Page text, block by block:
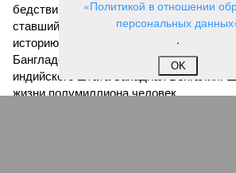
бедствий занимает смертоносный
ставший самым мощным среди себе
историю наблюдений. Он поразил
Бангладеш, тогда называвшейся
индийского штата Западная Бенгалия.
жизни полумиллиона человек.
«Политикой в отношении
персональных
.
OK